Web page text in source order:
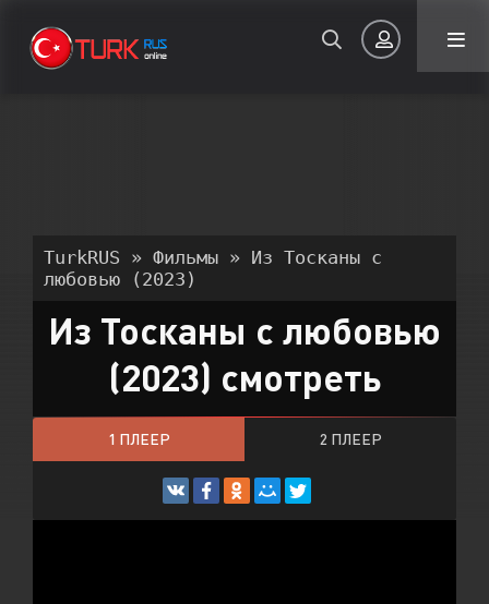
Запомнить
ВОЙТИ НА САЙТ
Регистрация Восстановить пароль
Или войти через
TurkRUS » Фильмы » Из Тосканы с
любовью (2023)
Из Тосканы с любовью
(2023) смотреть
1 ПЛЕЕР 2 ПЛЕЕР